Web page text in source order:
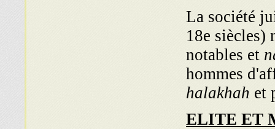
La société
18e siècles)
notables et
hommes
halakhah et
ELITE ET